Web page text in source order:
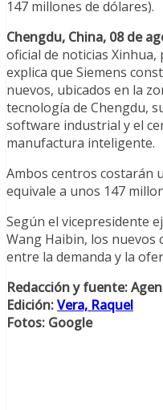
147 millones de dólares).
Chengdu, China, 08 de
oficial de noticias
explica que Siemens
nuevos, ubicados en la
tecnología de Chengdu,
software industrial y el
manufactura inteligente.
Ambos centros costarán
equivale a unos 147
Según el vicepresidente
Wang Haibin, los nuevos
entre la demanda y la
Redacción y fuente:
Edición:Vera, Raquel
Fotos: Google